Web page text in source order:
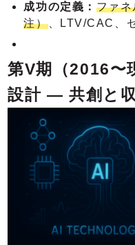
成功の定義： ファ
注）、LTV/CAC、
第V期（2016〜
設計 ― 共創と